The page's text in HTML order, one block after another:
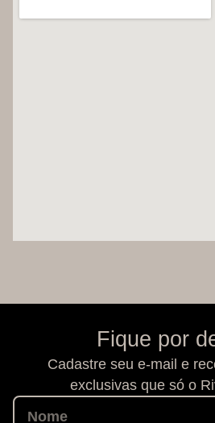
Fique por
Cadastre seu e-mail e
exclusivas que só o